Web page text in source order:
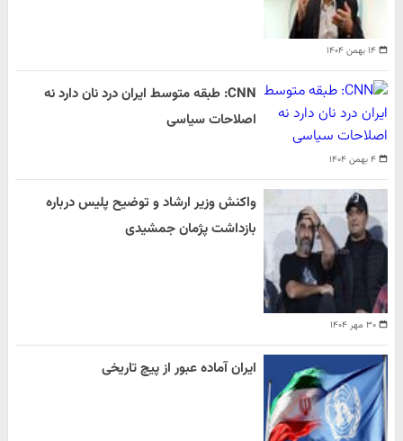
۱۴ بهمن ۱۴۰۴
۴ بهمن ۱۴۰۴
CNN: طبقه متوسط ایران درد نان دارد نه
اصلاحات سیاسی
۳۰ مهر ۱۴۰۴
واکنش وزیر ارشاد و توضیح پلیس درباره
بازداشت پژمان جمشیدی
ایران آماده عبور از پیچ تاریخی